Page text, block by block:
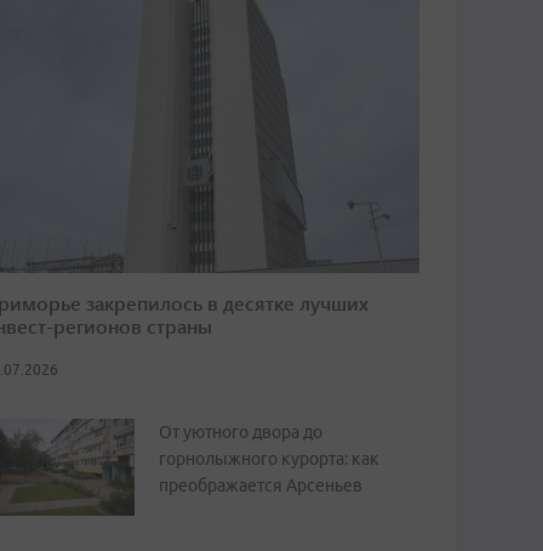
закрепилось в десятке лучших
регионов страны
От уютного двора до
горнолыжного курорта: как
преображается Арсеньев